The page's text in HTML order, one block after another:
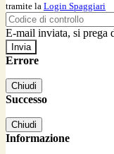
tramite la Login Spaggiari
E-mail inviata, si prega
Errore
Chiudi
Successo
Chiudi
Informazione